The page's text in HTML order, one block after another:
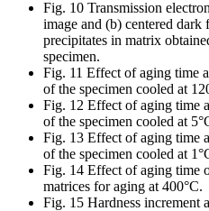
Fig. 10 Transmission
image and (b) centered
precipitates in matrix
specimen.
Fig. 11 Effect of aging time
of the specimen cooled at
Fig. 12 Effect of aging time
of the specimen cooled at
Fig. 13 Effect of aging time
of the specimen cooled at
Fig. 14 Effect of aging time
matrices for aging at 400°C.
Fig. 15 Hardness increment